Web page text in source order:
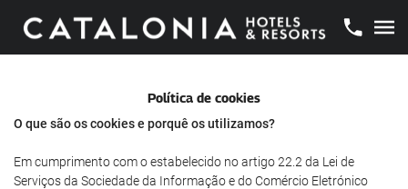
Política de cookies
O que são os cookies e porquê os utilizamos?
Em cumprimento com o estabelecido no artigo 22.2 da Lei de
Serviços da Sociedade da Informação e do Comércio Eletrónico